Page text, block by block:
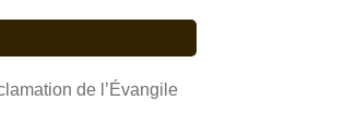
de l’Évangile